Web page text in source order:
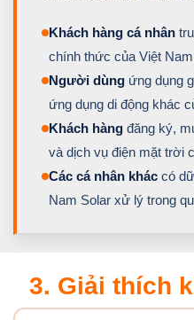
Khách hàng cá nhân
chính thức của Việt
Người dùng ứng dụng
ứng dụng di động khác
Khách hàng đăng ký,
và dịch vụ điện mặt trời
Các cá nhân khác có
Nam Solar xử lý trong
3. Giải thích